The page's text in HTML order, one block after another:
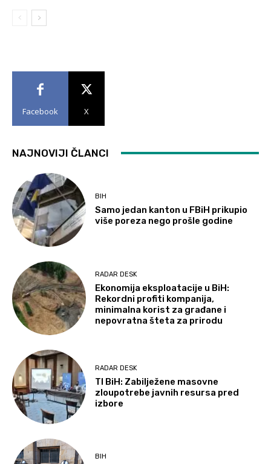
Facebook X
NAJNOVIJI ČLANCI
BIH
Samo jedan kanton u FBiH prikupio
više poreza nego prošle godine
RADAR DESK
Ekonomija eksploatacije u BiH:
Rekordni profiti kompanija,
minimalna korist za građane i
nepovratna šteta za prirodu
RADAR DESK
TI BiH: Zabilježene masovne
zloupotrebe javnih resursa pred
izbore
BIH